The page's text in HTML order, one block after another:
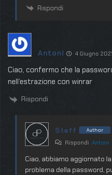
Rispondi
Antoni 4 Giugno
Ciao, confermo che la
nell’estrazione con winrar
Rispondi
Staff Author
Rispondi Antoni
Ciao, abbiamo aggiornato
problema della password,